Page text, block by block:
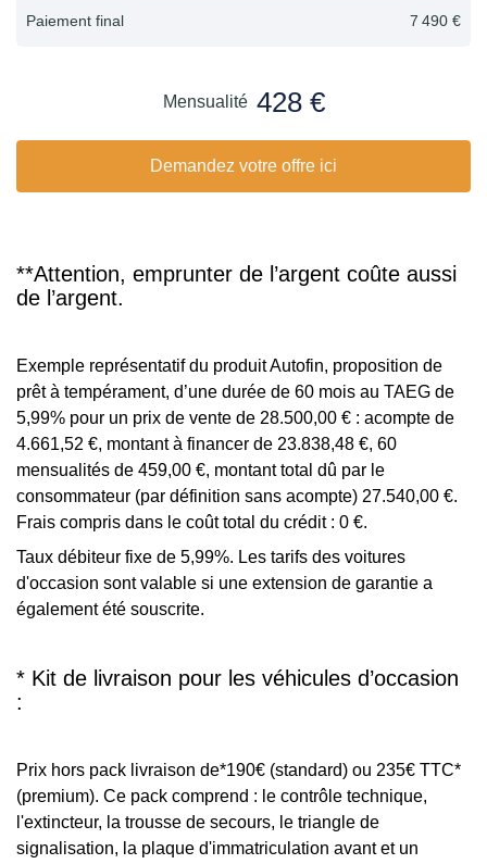
Paiement final 7 490 €
Mensualité 428 €
Demandez votre offre ici
**Attention, emprunter de l’argent coûte aussi
de l’argent.
Exemple représentatif du produit Autofin, proposition de
prêt à tempérament, d’une durée de 60 mois au TAEG de
5,99% pour un prix de vente de 28.500,00 € : acompte de
4.661,52 €, montant à financer de 23.838,48 €, 60
mensualités de 459,00 €, montant total dû par le
consommateur (par définition sans acompte) 27.540,00 €.
Frais compris dans le coût total du crédit : 0 €.
Taux débiteur fixe de 5,99%. Les tarifs des voitures
d'occasion sont valable si une extension de garantie a
également été souscrite.
* Kit de livraison pour les véhicules d’occasion
:
Prix hors pack livraison de*190€ (standard) ou 235€ TTC*
(premium). Ce pack comprend : le contrôle technique,
l'extincteur, la trousse de secours, le triangle de
signalisation, la plaque d'immatriculation avant et un